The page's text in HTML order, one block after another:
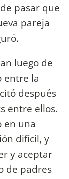
pasar que
pareja
luego de
entre la
después
entre ellos.
en una
difícil, y
y aceptar
de padres